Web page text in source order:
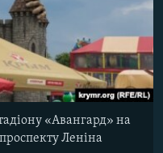
«Авангард» на
Леніна